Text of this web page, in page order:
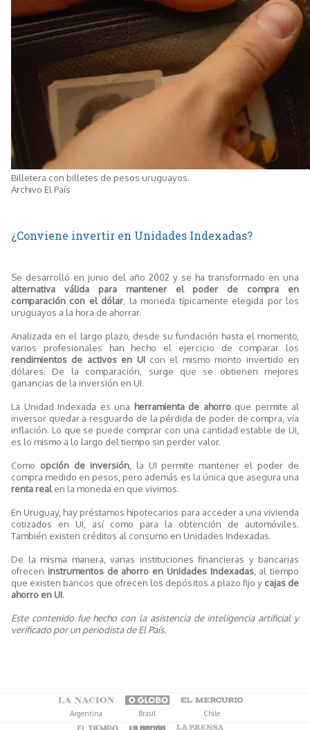
Billetera con billetes de pesos uruguayos.
Archivo El País
¿Conviene invertir en Unidades Indexadas?
Se desarrolló en junio del año 2002 y se ha transformado en una
alternativa válida para mantener el poder de compra en
comparación con el dólar , la moneda típicamente elegida por los
uruguayos a la hora de ahorrar.
Analizada en el largo plazo, desde su fundación hasta el momento,
varios profesionales han hecho el ejercicio de comparar los
rendimientos de activos en UIcon el mismo monto invertido en
dólares. De la comparación, surge que se obtienen mejores
ganancias de la inversión en UI.
La Unidad Indexada es una herramienta de ahorroque permite al
inversor quedar a resguardo de la pérdida de poder de compra, vía
inflación. Lo que se puede comprar con una cantidad estable de UI,
es lo mismo a lo largo del tiempo sin perder valor.
Como opción de inversión, la UI permite mantener el poder de
compra medido en pesos, pero además es la única que asegura una
renta realen la moneda en que vivimos.
En Uruguay, hay préstamos hipotecarios para acceder a una vivienda
cotizados en UI, así como para la obtención de automóviles.
También existen créditos al consumo en Unidades Indexadas.
De la misma manera, varias instituciones financieras y bancarias
ofrecen instrumentos de ahorro en Unidades Indexadas, al tiempo
que existen bancos que ofrecen los depósitos a plazo fijo y cajas de
ahorro en UI.
Este contenido fue hecho con la asistencia de inteligencia artificial y
verificado por un periodista de El País.
Argentina Brasil Chile